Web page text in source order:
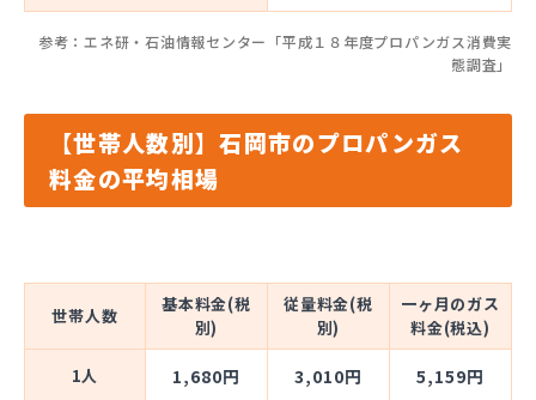
参考：エネ研・石油情報センター「平成１８年度プロパンガス消費実
態調査」
【世帯人数別】石岡市のプロパンガス
料金の平均相場
世帯人数
基本料金(税
別)
従量料金(税
別)
一ヶ月のガス
料金(税込)
1人 1,680円 3,010円 5,159円